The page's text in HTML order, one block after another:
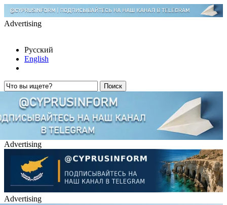
Advertising
Русский
English
Advertising
Advertising